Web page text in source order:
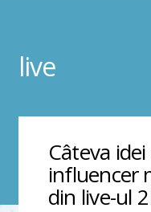
live
Câteva
influencer
din live-ul